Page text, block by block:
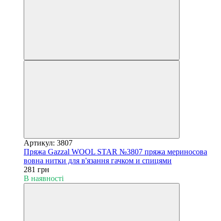
Артикул: 3807
Пряжа Gazzal WOOL STAR №3807 пряжа мериносова
вовна нитки для в'язання гачком и спицями
281 грн
В наявності